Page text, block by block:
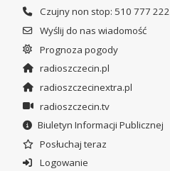
Czujny non stop: 510 777 222
Wyślij do nas wiadomość
Prognoza pogody
radioszczecin.pl
radioszczecinextra.pl
radioszczecin.tv
Biuletyn Informacji Publicznej
Posłuchaj teraz
Logowanie